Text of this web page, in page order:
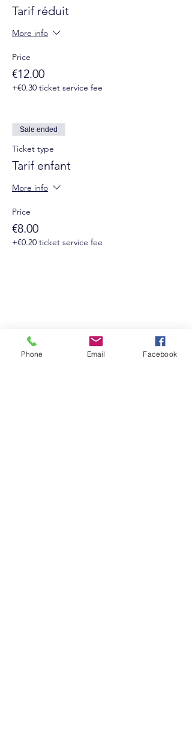
Tarif réduit
More info
Price
€12.00
+€0.30 ticket service fee
Sale ended
Ticket type
Tarif enfant
More info
Price
€8.00
+€0.20 ticket service fee
Suivez-nous sur les réseaux sociaux :
Phone Email Facebook